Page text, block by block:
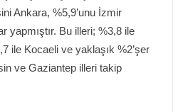
Ankara, %5,9’unu İzmir
yapmıştır. Bu illeri; %3,8 ile
ile Kocaeli ve yaklaşık %2’şer
ve Gaziantep illeri takip